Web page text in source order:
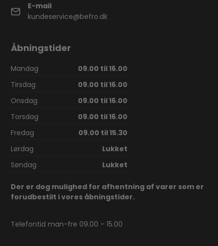
E-mail
kundeservice@befro.dk
Åbningstider
Mandag
09.00 til 16.00
Tirsdag
09.00 til 16.00
Onsdag
09.00 til 16.00
Torsdag
09.00 til 16.00
Fredag
09.00 til 15.30
Lørdag
Lukket
Søndag
Lukket
Der er dog mulighed for afhentning af varer som er
forudbestilt i vores åbningstider.
Telefontid man-fre 09.00 – 15.00